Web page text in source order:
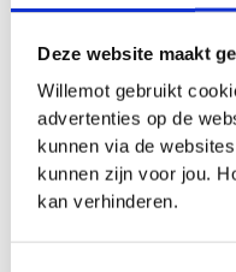
Deze website maakt
Willemot gebruikt
advertenties op de
kunnen via de
kunnen zijn voor jou.
kan verhinderen.
De laatste jaren
uitgevoerd
ontvangen we
betaalde
van de